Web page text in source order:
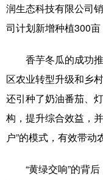
润生态科技有限公司
司计划新增种植300亩
香芋冬瓜的成功推
区农业转型升级和乡
还引种了奶油番茄、
构，提升综合效益，
户”的模式，有效带动
“黄绿交响”的背后